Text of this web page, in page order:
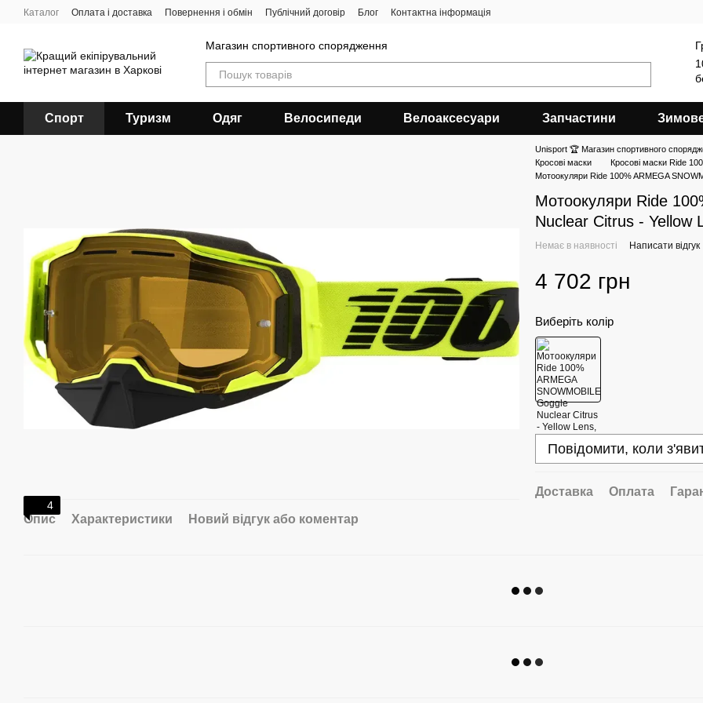
Перейти до основного контенту
Каталог Оплата і доставка Повернення і обмін Публічний договір Блог Контактна інформація
Магазин спортивного спорядження
Спорт Туризм Одяг Велосипеди Велоаксесуари Запчастини
4
Опис Характеристики Новий відгук або коментар
Unisport 🏆 Магазин спортивного
Кросові маски
Кросові маски Ride
Мотоокуляри Ride 100% ARMEGA
Мотоокуляри Ride
Nuclear Citrus - Yellow
Немає в наявності Написати відгук
4 702 грн
Виберіть колір
Повідомити, коли
Доставка Оплата